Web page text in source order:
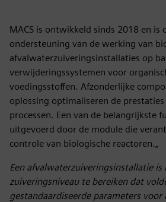
MACS is ontwikkeld sinds 2018 en
ondersteuning van de werking van
afvalwaterzuiveringsinstallaties op
verwijderingssystemen voor
voedingsstoffen. Afzonderlijke
oplossing optimaliseren de
processen. Een van de belangrijkste
uitgevoerd door de module die
controle van biologische reactoren.„
Een afvalwaterzuiveringsinstallatie is
zuiveringsniveau te bereiken dat
gestandaardiseerde parameters